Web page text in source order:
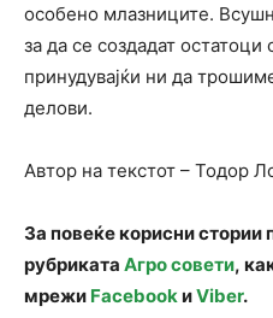
особено млазниците.
за да се создадат остатоци
принудувајќи ни да
делови.
Автор на текстот – Тодор
За повеќе корисни стории
рубриката Агро совети,
мрежи FacebookиViber.